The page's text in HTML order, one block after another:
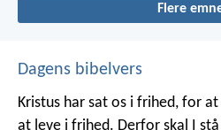
Flere
Dagens bibelvers
Kristus har sat os i frihed, for
at leve i frihed. Derfor skal I